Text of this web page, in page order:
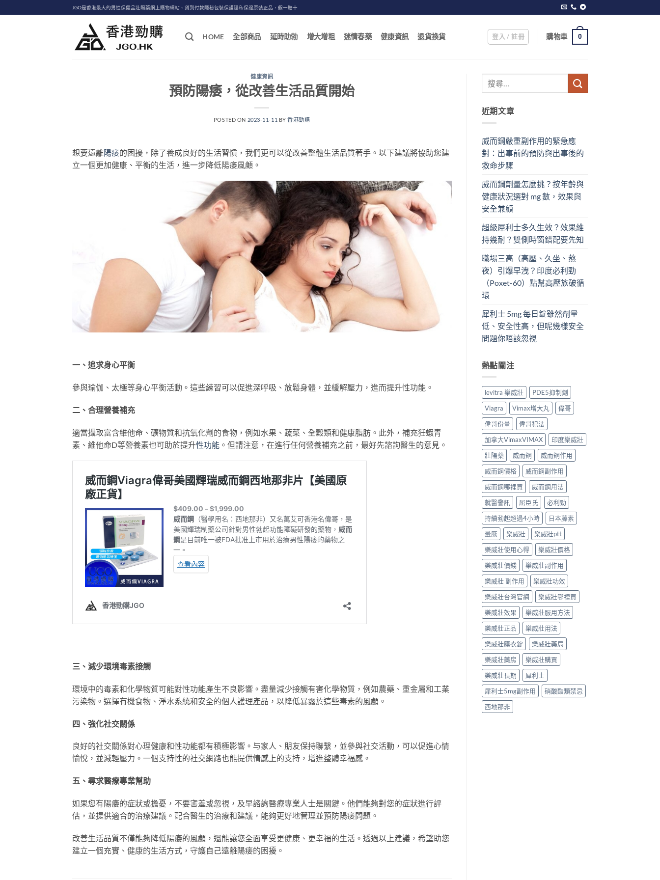
to
JGO是香港最大的男性保健品壯陽藥網上購物網站、貨到付款隱秘包裝保護隱私保證原裝正品，假一賠十
HOME 全部商品 延時助勃 增大增粗 迷情春藥 健康資訊 退貨換貨 登入 / 註冊 購物車 0
健康資訊
預防陽痿，從改善生活品質開始
POSTED ON 2023-11-11 BY香港勁購
想要遠離陽痿的困擾，除了養成良好的生活習慣，我們更可以從改善整體生活品質著手。以下建議將協助您建
立一個更加健康、平衡的生活，進一步降低陽痿風顪。
一、追求身心平衡
參與瑜伽、太極等身心平衡活動。這些練習可以促進深呼吸、放鬆身體，並緩解壓力，進而提升性功能。
二、合理營養補充
適當攝取富含維他命、礦物質和抗氧化劑的食物，例如水果、蔬菜、全穀類和健康脂肪。此外，補充狅蝦青
素、維他命D等營養素也可助於提升性功能 。但請注意，在進行任何營養補充之前，最好先諮詢醫生的意見。
三、減少環境毒素接觸
環境中的毒素和化學物質可能對性功能產生不良影響。盡量減少接觸有害化學物質，例如農藥、重金屬和工業
污染物。選擇有機食物、淨水系統和安全的個人護理產品，以降低暴露於這些毒素的風顪。
四、強化社交關係
良好的社交關係對心理健康和性功能都有積極影響。与家人、朋友保持聯繫，並參與社交活動，可以促進心情
愉悅，並減輕壓力。一個支持性的社交網路也能提供情感上的支持，增進整體幸福感。
五、尋求醫療專業幫助
如果您有陽痿的症狀或擔憂，不要害羞或忽視，及早諮詢醫療專業人士是關鍵。他們能夠對您的症狀進行評
估，並提供適合的治療建議。配合醫生的治療和建議，能夠更好地管理並預防陽痿問題。
改善生活品質不僅能夠降低陽痿的風顪，還能讓您全面享受更健康、更幸福的生活。透過以上建議，希望助您
建立一個充實、健康的生活方式，守護自己遠離陽痿的困擾。
近期文章
威而鋼嚴重副作用的緊急應
對：出事前的預防與出事後的
救命步驟
威而鋼劑量怎麼挑？按年齡與
健康狀況選對 mg 數，效果與
安全兼顧
超級犀利士多久生效？效果維
持幾耐？雙側時窗錯配要先知
職場三高（高壓、久坐、熬
夜）引爆早洩？印度必利勁
（Poxet-60）點幫高壓族破循
環
犀利士 5mg 每日錠雖然劑量
低、安全性高，但呢幾樣安全
問題你唔該忽視
熱點關注
levitra 樂威壯
PDE5抑制劑
Viagra
Vimax增大丸
偉哥
偉哥份量
偉哥犯法
加拿大VimaxVIMAX
印度樂威壯
壯陽藥
威而鋼
威而鋼作用
威而鋼價格
威而鋼副作用
威而鋼哪裡買
威而鋼用法
就醫警訊
屈臣氏
必利勁
持續勃起超過4小時
日本藤素
暈厥
樂威壯
樂威壯ptt
樂威壯使用心得
樂威壯價格
樂威壯價錢
樂威壯副作用
樂威壯 副作用
樂威壯功效
樂威壯台灣官網
樂威壯哪裡買
樂威壯效果
樂威壯服用方法
樂威壯正品
樂威壯用法
樂威壯膜衣錠
樂威壯藥局
樂威壯藥房
樂威壯購買
樂威壯長期
犀利士
犀利士5mg副作用
硝酸酯類禁忌
西地那非